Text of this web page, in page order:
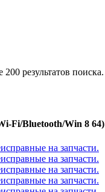
результатов поиска.
Fi/Bluetooth/Win 8 64)